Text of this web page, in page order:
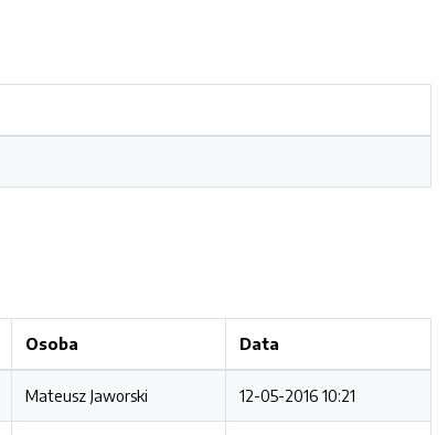
Osoba Data
Mateusz Jaworski 12-05-2016 10:21